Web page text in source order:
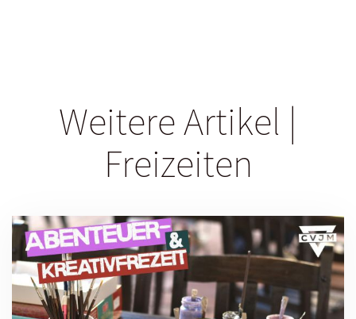
Weitere Artikel |
Freizeiten